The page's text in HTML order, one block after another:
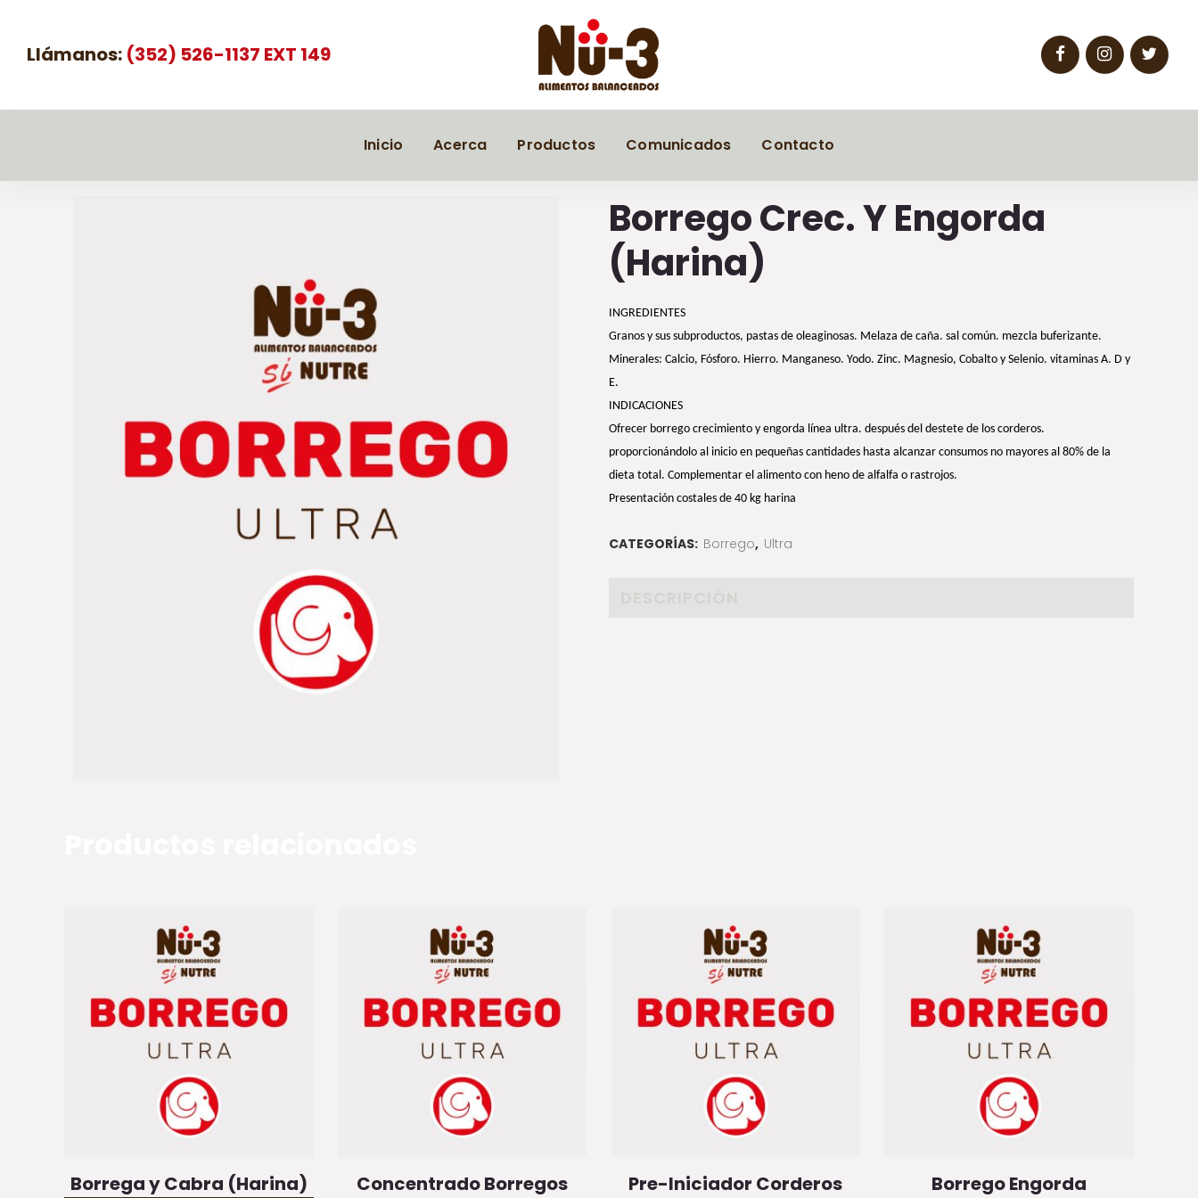
Llámanos: (352) 526-1137 EXT 149
Inicio Acerca Productos Comunicados Contacto
Borrego Crec. Y Engorda
(Harina)
INGREDIENTES
Granos y sus subproductos, pastas de oleaginosas. Melaza de caña. sal común. mezcla buferizante.
Minerales: Calcio, Fósforo. Hierro. Manganeso. Yodo. Zinc. Magnesio, Cobalto y Selenio. vitaminas A. D y
E.
INDICACIONES
Ofrecer borrego crecimiento y engorda línea ultra. después del destete de los corderos.
proporcionándolo al inicio en pequeñas cantidades hasta alcanzar consumos no mayores al 80% de la
dieta total. Complementar el alimento con heno de alfalfa o rastrojos.
Presentación costales de 40 kg harina
CATEGORÍAS: Borrego, Ultra
Borrega y Cabra (Harina) Concentrado Borregos Pre-Iniciador Corderos Borrego Engorda